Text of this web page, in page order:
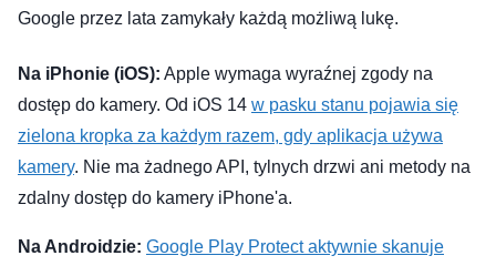
Google przez lata zamykały każdą możliwą lukę.
Na iPhonie (iOS): Apple wymaga wyraźnej zgody na
dostęp do kamery. Od iOS 14 w pasku stanu pojawia się
zielona kropka za każdym razem, gdy aplikacja używa
kamery. Nie ma żadnego API, tylnych drzwi ani metody na
zdalny dostęp do kamery iPhone'a.
Na Androidzie: Google Play Protect aktywnie skanuje